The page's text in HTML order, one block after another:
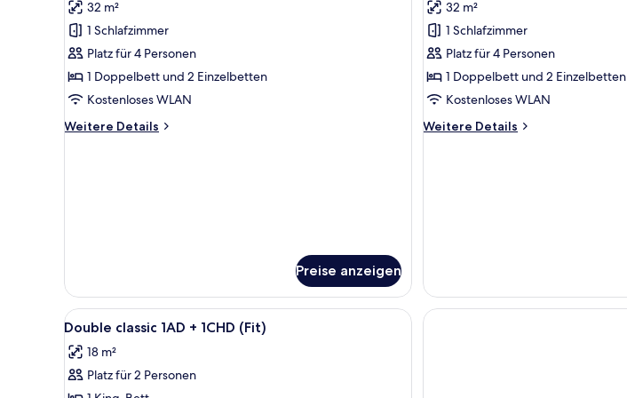
Quadrupla
Deluxe
con
Terrazza
anzeigen
32 m²
1 Schlafzimmer
Platz für 4 Personen
1 Doppelbett und 2 Einzelbetten
Kostenloses WLAN
Weitere Details
Weitere
Preise anzeigen
Family
Deluxe
con
Terrazza
anzeigen
32 m²
1 Schlafzimmer
Platz für 4 Personen
1 Doppelbett und 2 Einzelbetten
Kostenloses WLAN
Weitere Details
Weitere
Alle
Fotos
für
Double
Minibar, Zimmersafe, Schreibtisch, kostenloses WLAN
10
Double classic 1AD + 1CHD (Fit)
18 m²
Platz für 2 Personen